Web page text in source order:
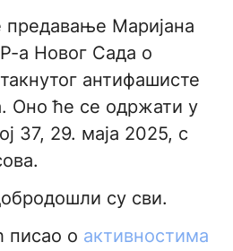
предавање Маријана
а Новог Сада о
антифашисте
Оно ће се одржати у
37, 29. маја 2025, с
су сви.
писао о активностима